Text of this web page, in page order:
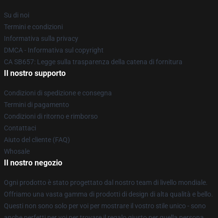
Su di noi
Termini e condizioni
Informativa sulla privacy
DMCA - Informativa sul copyright
CA SB657: Legge sulla trasparenza della catena di fornitura
Il nostro supporto
Condizioni di spedizione e consegna
Termini di pagamento
Condizioni di ritorno e rimborso
Contattaci
Aiuto del cliente (FAQ)
Whosale
Il nostro negozio
Ogni prodotto è stato progettato dal nostro team di livello mondiale.
Offriamo una vasta gamma di prodotti di design di alta qualità e bello.
Questi non sono solo per voi per mostrare il vostro stile unico - sono